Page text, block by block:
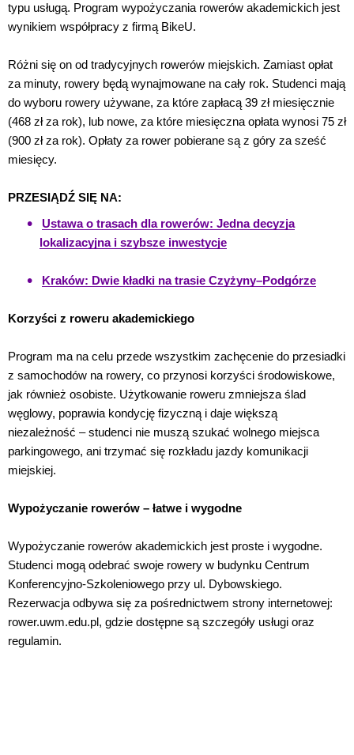
typu usługą. Program wypożyczania rowerów akademickich jest
wynikiem współpracy z firmą BikeU.
Różni się on od tradycyjnych rowerów miejskich. Zamiast opłat
za minuty, rowery będą wynajmowane na cały rok. Studenci mają
do wyboru rowery używane, za które zapłacą 39 zł miesięcznie
(468 zł za rok), lub nowe, za które miesięczna opłata wynosi 75 zł
(900 zł za rok). Opłaty za rower pobierane są z góry za sześć
miesięcy.
PRZESIĄDŹ SIĘ NA:
Ustawa o trasach dla rowerów: Jedna decyzja
lokalizacyjna i szybsze inwestycje
Kraków: Dwie kładki na trasie Czyżyny–Podgórze
Korzyści z roweru akademickiego
Program ma na celu przede wszystkim zachęcenie do przesiadki
z samochodów na rowery, co przynosi korzyści środowiskowe,
jak również osobiste. Użytkowanie roweru zmniejsza ślad
węglowy, poprawia kondycję fizyczną i daje większą
niezależność – studenci nie muszą szukać wolnego miejsca
parkingowego, ani trzymać się rozkładu jazdy komunikacji
miejskiej.
Wypożyczanie rowerów – łatwe i wygodne
Wypożyczanie rowerów akademickich jest proste i wygodne.
Studenci mogą odebrać swoje rowery w budynku Centrum
Konferencyjno-Szkoleniowego przy ul. Dybowskiego.
Rezerwacja odbywa się za pośrednictwem strony internetowej:
rower.uwm.edu.pl, gdzie dostępne są szczegóły usługi oraz
regulamin.